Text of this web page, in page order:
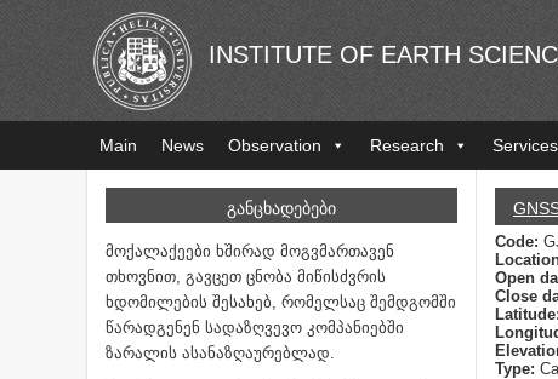
INSTITUTE OF EARTH
Main News Observation Research Services
ᲒᲐᲜᲪᲮᲐᲓᲔᲑᲔᲑᲘ
მოქალაქეები ხშირად მოგვმართავენ
თხოვნით, გავცეთ ცნობა მიწისძვრის
ხდომილების შესახებ, რომელსაც შემდგომში
წარადგენენ სადაზღვევო კომპანიებში
ზარალის ასანაზღაურებლად.
Code:
Open
Close
Latitude:
Type: